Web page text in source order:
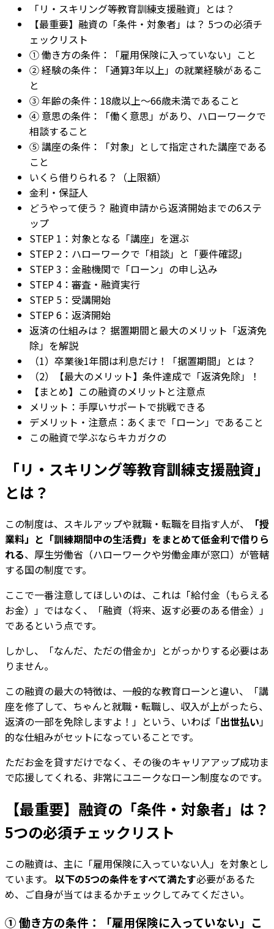
「リ・スキリング等教育訓練支援融資」とは？
【最重要】融資の「条件・対象者」は？ 5つの必須チ
ェックリスト
① 働き方の条件：「雇用保険に入っていない」こと
② 経験の条件：「通算3年以上」の就業経験があるこ
と
③ 年齢の条件：18歳以上～66歳未満であること
④ 意思の条件：「働く意思」があり、ハローワークで
相談すること
⑤ 講座の条件：「対象」として指定された講座である
こと
いくら借りられる？（上限額）
金利・保証人
どうやって使う？ 融資申請から返済開始までの6ステ
ップ
STEP 1：対象となる「講座」を選ぶ
STEP 2：ハローワークで「相談」と「要件確認」
STEP 3：金融機関で「ローン」の申し込み
STEP 4：審査・融資実行
STEP 5：受講開始
STEP 6：返済開始
返済の仕組みは？ 据置期間と最大のメリット「返済免
除」を解説
（1）卒業後1年間は利息だけ！「据置期間」とは？
（2）【最大のメリット】条件達成で「返済免除」！
【まとめ】この融資のメリットと注意点
メリット：手厚いサポートで挑戦できる
デメリット・注意点：あくまで「ローン」であること
この融資で学ぶならキカガクの
「リ・スキリング等教育訓練支援融資」
とは？
この制度は、スキルアップや就職・転職を目指す人が、
「授
業料」と「訓練期間中の生活費」をまとめて低金利で借りら
れる、厚生労働省（ハローワークや労働金庫が窓口）が管轄
する国の制度です。
ここで一番注意してほしいのは、これは「給付金（もらえる
お金）」ではなく、「融資（将来、返す必要のある借金）」
であるという点です。
しかし、「なんだ、ただの借金か」とがっかりする必要はあ
りません。
この融資の最大の特徴は、一般的な教育ローンと違い、「講
座を修了して、ちゃんと就職・転職し、収入が上がったら、
返済の一部を免除しますよ！」という、いわば「出世払い 」
的な仕組みがセットになっていることです。
ただお金を貸すだけでなく、その後のキャリアアップ成功ま
で応援してくれる、非常にユニークなローン制度なのです。
【最重要】融資の「条件・対象者」は？
5つの必須チェックリスト
この融資は、主に「雇用保険に入っていない人」を対象とし
ています。 以下の5つの条件をすべて満たす必要があるた
め、ご自身が当てはまるかチェックしてみてください。
① 働き方の条件：「雇用保険に入っていない」こ